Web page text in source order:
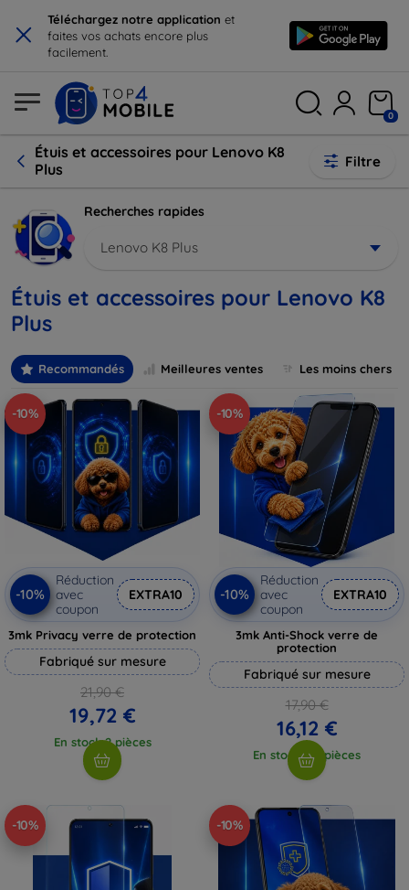
× Téléchargez notre application et
faites vos achats encore plus
facilement.
0
Étuis et accessoires pour Lenovo K8
Plus
Filtre
Recherches rapides
Lenovo K8 Plus
Étuis et accessoires pour Lenovo K8
Plus
Recommandés Meilleures ventes Les moins chers
-10%
-10%
Réduction
avec
coupon
EXTRA10
3mk Privacy verre de protection
Fabriqué sur mesure
21,90 €
19,72 €
En stock 2 pièces
-10%
-10%
Réduction
avec
coupon
EXTRA10
3mk Anti-Shock verre de
protection
Fabriqué sur mesure
17,90 €
16,12 €
En stock > 5 pièces
-10% -10%